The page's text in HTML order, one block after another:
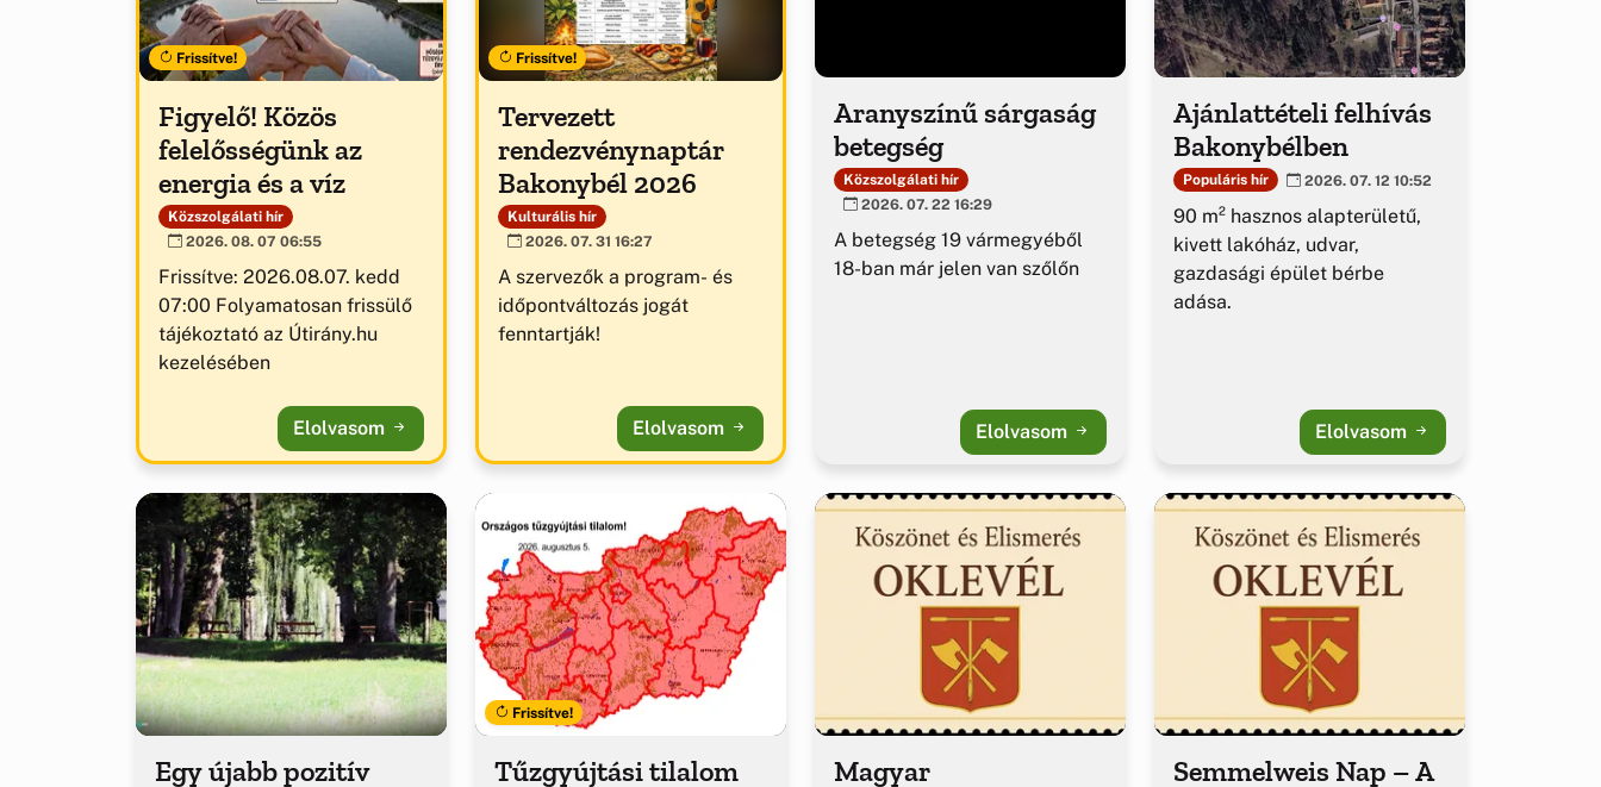
Frissítve!
Figyelő! Közös
felelősségünk az
energia és a víz
Közszolgálati hír
2026. 08. 07 06:55
Frissítve: 2026.08.07. kedd
07:00 Folyamatosan frissülő
tájékoztató az Útirány.hu
kezelésében
Elolvasom
Frissítve!
Tervezett
rendezvénynaptár
Bakonybél 2026
Kulturális hír
2026. 07. 31 16:27
A szervezők a program- és
időpontváltozás jogát
fenntartják!
Elolvasom
Aranyszínű sárgaság
betegség
Közszolgálati hír
2026. 07. 22 16:29
A betegség 19 vármegyéből
18-ban már jelen van szőlőn
Elolvasom
Ajánlattételi felhívás
Bakonybélben
Populáris hír 2026. 07. 12 10:52
90 m² hasznos alapterületű,
kivett lakóház, udvar,
gazdasági épület bérbe
adása.
Elolvasom
Egy újabb pozitív
Frissítve!
Tűzgyújtási tilalom
Magyar
Semmelweis Nap – A